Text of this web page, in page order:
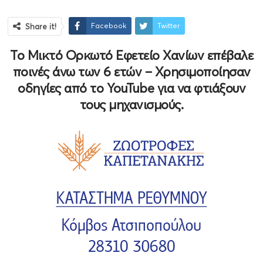
Share it! Facebook Twitter
Το Μικτό Ορκωτό Εφετείο Χανίων επέβαλε
ποινές άνω των 6 ετών – Χρησιμοποίησαν
οδηγίες από το YouTube για να φτιάξουν
τους μηχανισμούς.